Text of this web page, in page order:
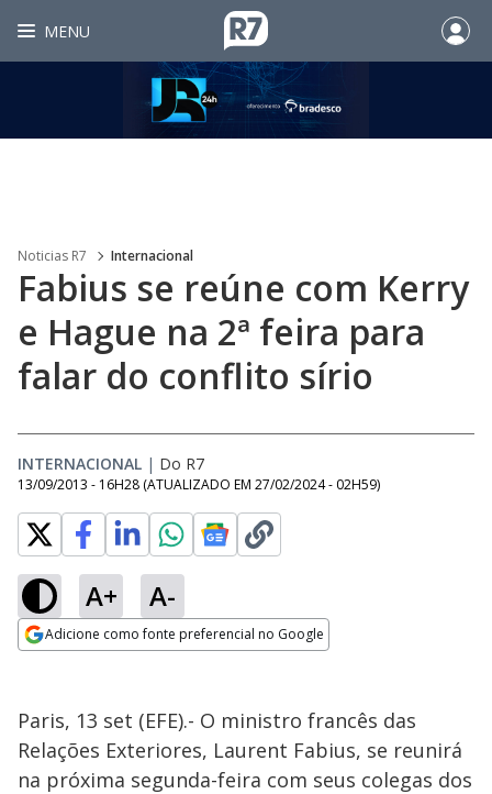
MENU
Noticias R7 Internacional
Fabius se reúne com Kerry
e Hague na 2ª feira para
falar do conflito sírio
INTERNACIONAL | Do R7
13/09/2013 - 16H28 (ATUALIZADO EM 27/02/2024 - 02H59)
A+ A-
Adicione como fonte preferencial no Google
Paris, 13 set (EFE).- O ministro francês das
Relações Exteriores, Laurent Fabius, se reunirá
na próxima segunda-feira com seus colegas dos